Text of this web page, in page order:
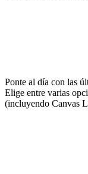
Ponte al día con las
Elige entre varias
(incluyendo Canvas